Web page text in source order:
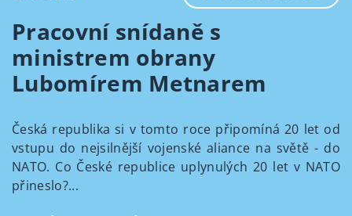
Pracovní snídaně s
ministrem obrany
Lubomírem Metnarem
Česká republika si v tomto roce připomíná 20 let od
vstupu do nejsilnější vojenské aliance na světě - do
NATO. Co České republice uplynulých 20 let v NATO
přineslo?...